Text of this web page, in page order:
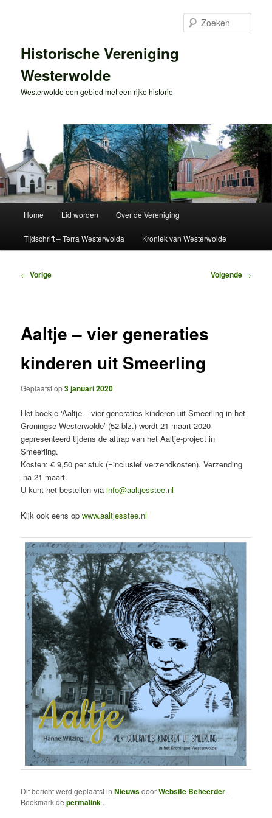
inhoudHistorische Vereniging
Westerwolde
Westerwolde een gebied met een rijke historie
Home Lid worden Over de Vereniging
Tijdschrift – Terra Westerwolda Kroniek van Westerwolde
Bericht
← Vorige Volgende →
Aaltje – vier generaties
kinderen uit Smeerling
Geplaatst op3 januari 2020
Het boekje ‘Aaltje – vier generaties kinderen uit Smeerling in het
Groningse Westerwolde’ (52 blz.) wordt 21 maart 2020
gepresenteerd tijdens de aftrap van het Aaltje-project in
Smeerling.
Kosten: € 9,50 per stuk (=inclusief verzendkosten). Verzending
na 21 maart.
U kunt het bestellen viainfo@aaltjesstee.nl
Kijk ook eens opwww.aaltjesstee.nl
Dit bericht werd geplaatst inNieuwsdoorWebsite Beheerder .
Bookmark depermalink .